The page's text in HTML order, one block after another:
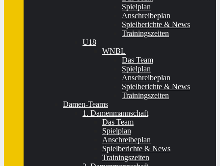
Spielplan
Anschreibeplan
Spielberichte & News
Trainingszeiten
U18
WNBL
Das Team
Spielplan
Anschreibeplan
Spielberichte & News
Trainingszeiten
Damen-Teams
1. Damenmannschaft
Das Team
Spielplan
Anschreibeplan
Spielberichte & News
Trainingszeiten